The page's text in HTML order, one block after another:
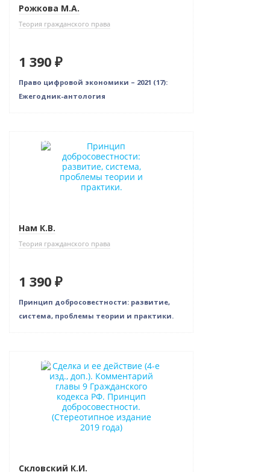
Рожкова М.А.
Теория гражданского права
1 390 ₽
Право цифровой экономики – 2021 (17):
Ежегодник-антология
Новинка
Нам К.В.
Теория гражданского права
1 390 ₽
Принцип добросовестности: развитие,
система, проблемы теории и практики.
Новинка
Скловский К.И.